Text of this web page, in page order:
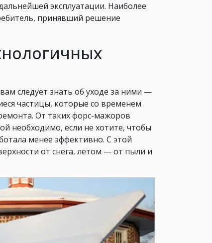
эксплуатации. Наиболее
принявший решение
следует знать об уходе за ними —
частицы, которые со временем
От таких форс-мажоров
необходимо, если не хотите, чтобы
менее эффективно. С этой
от снега, летом — от пыли и